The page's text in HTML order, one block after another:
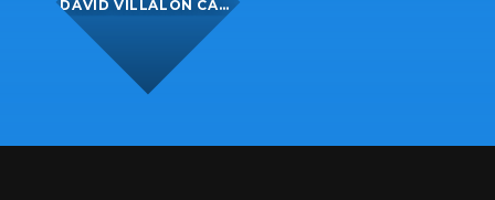
DAVID VILLALÓN CAMACHO (ESPAÑA)